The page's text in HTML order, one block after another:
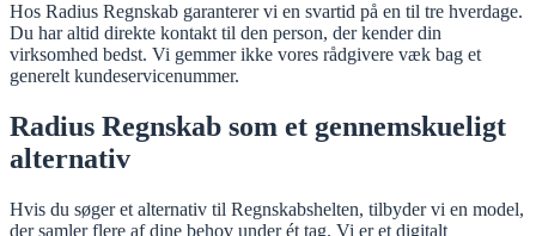
Hos Radius Regnskab garanterer vi en svartid på en til tre hverdage.
Du har altid direkte kontakt til den person, der kender din
virksomhed bedst. Vi gemmer ikke vores rådgivere væk bag et
generelt kundeservicenummer.
Radius Regnskab som et gennemskueligt
alternativ
Hvis du søger et alternativ til Regnskabshelten, tilbyder vi en model,
der samler flere af dine behov under ét tag. Vi er et digitalt